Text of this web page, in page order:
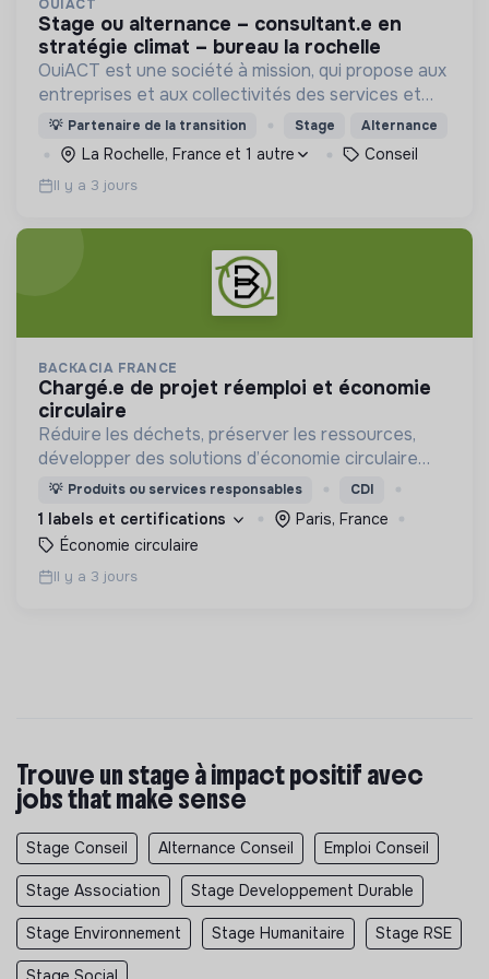
OUIACT
stage ou alternance – consultant.e en
stratégie climat – bureau la rochelle
OuiACT est une société à mission, qui propose aux
entreprises et aux collectivités des services et
des outils de réflexion de haut niveau pour
orienter l’action vers un monde bas-carbone.
💡 Partenaire de la transition Stage Alternance
La Rochelle, France et 1 autre Conseil
Il y a 3 jours
BACKACIA FRANCE
chargé.e de projet réemploi et économie
circulaire
Réduire les déchets, préserver les ressources,
développer des solutions d’économie circulaire
dans le Bâtiment.
💡 Produits ou services responsables CDI
1 labels et certifications
Paris, France
Économie circulaire
Il y a 3 jours
Trouve un stage à impact positif avec
jobs that make sense
Stage Conseil Alternance Conseil Emploi Conseil
Stage Association Stage Developpement Durable
Stage Environnement Stage Humanitaire Stage RSE